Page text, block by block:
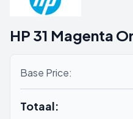
HP 31 Magenta
Base Price:
Totaal: